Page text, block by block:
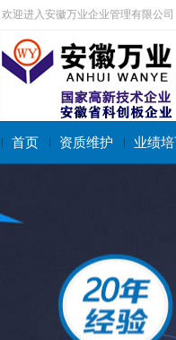
欢迎进入安徽万业企业管理有限公司
首页 资质维护 业绩
搜索关键字： 施工总承包资质